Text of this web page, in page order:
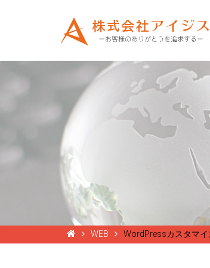
WEB WordPressカスタマ